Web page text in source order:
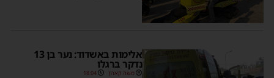
אלימות באשדוד: נער בן 13
נדקר ברגלו
משה קאהן 18:04